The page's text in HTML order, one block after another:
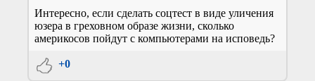
Интересно, если сделать соцтест в виде уличения
юзера в греховном образе жизни, сколько
америкосов пойдут с компьютерами на исповедь?
+0